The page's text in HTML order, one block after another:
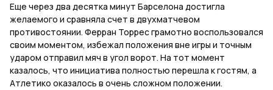
Еще через два десятка минут Барселона достигла
желаемого и сравняла счет в двухматчевом
противостоянии. Ферран Торрес грамотно воспользовался
своим моментом, избежал положения вне игры и точным
ударом отправил мяч в угол ворот. На тот момент
казалось, что инициатива полностью перешла к гостям, а
Атлетико оказалось в очень сложном положении.